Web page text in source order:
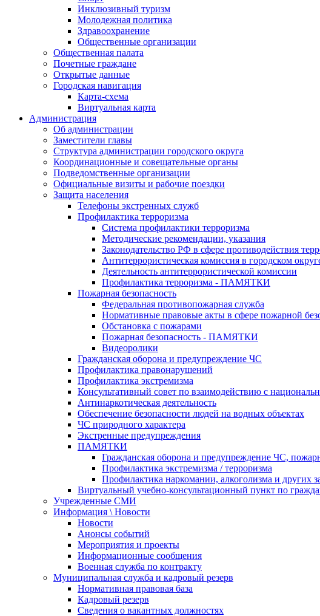
Инклюзивный туризм
Молодежная политика
Здравоохранение
Общественные организации
Общественная палата
Почетные граждане
Открытые данные
Городская навигация
Карта-схема
Виртуальная карта
Администрация
Об администрации
Заместители главы
Структура администрации городского округа
Координационные и совещательные органы
Подведомственные организации
Официальные визиты и рабочие поездки
Защита населения
Телефоны экстренных служб
Профилактика терроризма
Система профилактики терроризма
Методические рекомендации, указания
Законодательство РФ в сфере противодействия
Антитеррористическая комиссия в городском
Деятельность антитеррористической комиссии
Профилактика терроризма - ПАМЯТКИ
Пожарная безопасность
Федеральная противопожарная служба
Нормативные правовые акты в сфере пожарной
Обстановка с пожарами
Пожарная безопасность - ПАМЯТКИ
Видеоролики
Гражданская оборона и предупреждение ЧС
Профилактика правонарушений
Профилактика экстремизма
Консультативный совет по взаимодействию с
Антинаркотическая деятельность
Обеспечение безопасности людей на водных объектах
ЧС природного характера
Экстренные предупреждения
ПАМЯТКИ
Гражданская оборона и предупреждение ЧС,
Профилактика экстремизма / терроризма
Профилактика наркомании, алкоголизма и других
Виртуальный учебно-консультационный пункт по
Учрежденные СМИ
Информация \ Новости
Новости
Анонсы событий
Мероприятия и проекты
Информационные сообщения
Военная служба по контракту
Муниципальная служба и кадровый резерв
Нормативная правовая база
Кадровый резерв
Сведения о вакантных должностях